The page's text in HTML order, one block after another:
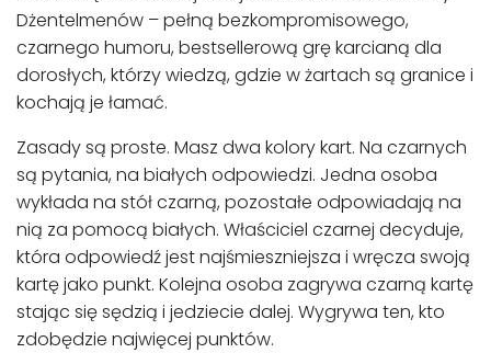
Dżentelmenów – pełną bezkompromisowego,
czarnego humoru, bestsellerową grę karcianą dla
dorosłych, którzy wiedzą, gdzie w żartach są granice i
kochają je łamać.
Zasady są proste. Masz dwa kolory kart. Na czarnych
są pytania, na białych odpowiedzi. Jedna osoba
wykłada na stół czarną, pozostałe odpowiadają na
nią za pomocą białych. Właściciel czarnej decyduje,
która odpowiedź jest najśmieszniejsza i wręcza swoją
kartę jako punkt. Kolejna osoba zagrywa czarną kartę
stając się sędzią i jedziecie dalej. Wygrywa ten, kto
zdobędzie najwięcej punktów.